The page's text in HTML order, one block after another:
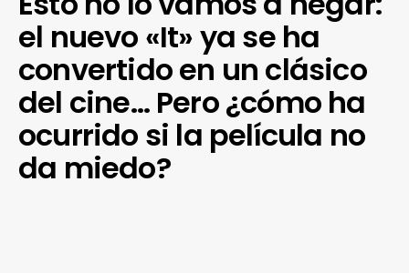
el nuevo «It» ya se ha
convertido en un clásico
del cine… Pero ¿cómo ha
ocurrido si la película no
da miedo?